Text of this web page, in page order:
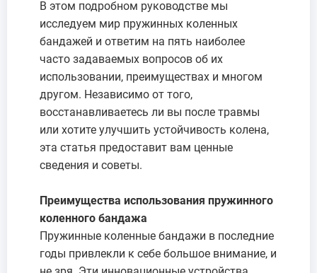
В этом подробном руководстве мы
исследуем мир пружинных коленных
бандажей и ответим на пять наиболее
часто задаваемых вопросов об их
использовании, преимуществах и многом
другом. Независимо от того,
восстанавливаетесь ли вы после травмы
или хотите улучшить устойчивость колена,
эта статья предоставит вам ценные
сведения и советы.
Преимущества использования пружинного
коленного бандажа
Пружинные коленные бандажи в последние
годы привлекли к себе большое внимание, и